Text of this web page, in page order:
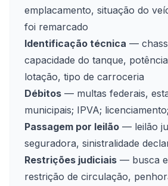
emplacamento, situação do
foi remarcado
Identificação técnica —
capacidade do tanque,
lotação, tipo de carroceria
Débitos — multas federais,
municipais; IPVA;
Passagem por leilão — leilão
seguradora, sinistralidade
Restrições judiciais — busca
restrição de circulação,